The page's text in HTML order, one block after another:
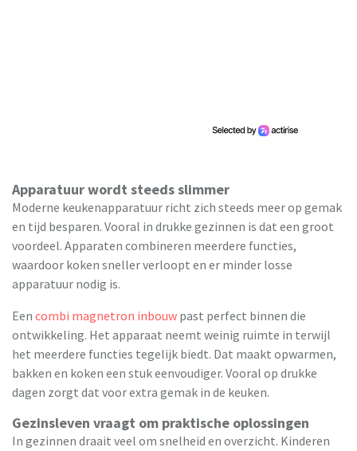
Apparatuur wordt steeds slimmer
Moderne keukenapparatuur richt zich steeds meer op gemak
en tijd besparen. Vooral in drukke gezinnen is dat een groot
voordeel. Apparaten combineren meerdere functies,
waardoor koken sneller verloopt en er minder losse
apparatuur nodig is.
Een combi magnetron inbouw past perfect binnen die
ontwikkeling. Het apparaat neemt weinig ruimte in terwijl
het meerdere functies tegelijk biedt. Dat maakt opwarmen,
bakken en koken een stuk eenvoudiger. Vooral op drukke
dagen zorgt dat voor extra gemak in de keuken.
Gezinsleven vraagt om praktische oplossingen
In gezinnen draait veel om snelheid en overzicht. Kinderen